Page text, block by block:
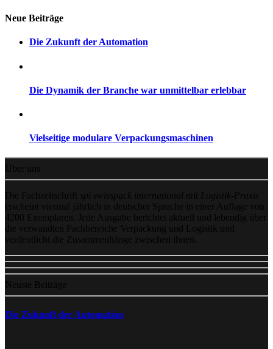
Neue Beiträge
Die Zukunft der Automation
Die Dynamik der Branche war unmittelbar erlebbar
Vielseitige modulare Verpackungsmaschinen
Über uns
Die Fachzeitschrift
spi swisspack international mit Logistik-Praxis
erscheint viermal jährlich in deutscher Sprache in einer Auflage von
4200 Exemplaren. Jede Ausgabe berichtet aktuell und lebendig über
die verwandten Fachbereiche Verpackung und Logistik und
verdeutlicht die Zusammenhänge zwischen ihnen.
Neuste Beiträge
Die Zukunft der Automation